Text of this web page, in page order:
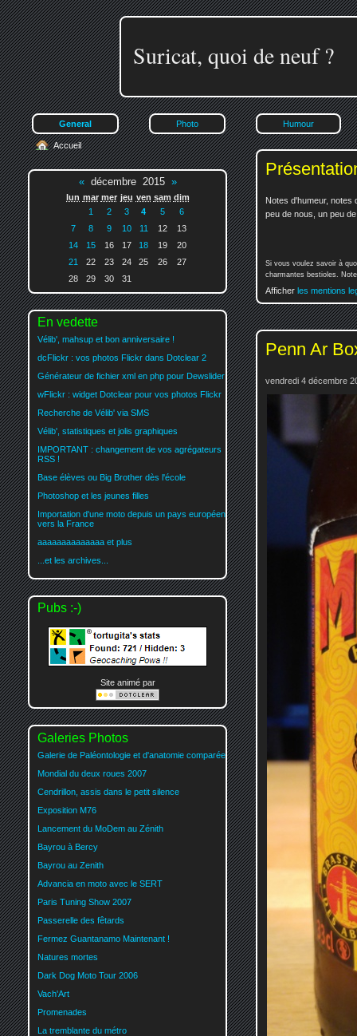
Suricat, quoi de neuf ?
General Photo Humour
Notes d'humeur, notes
peu de nous, un peu
Si vous voulez savoir à
charmantes bestioles.
Afficher les mentions
Penn Ar
vendredi 4 décembre
Accueil
«décembre 2015 »
lun mar mer jeu ven sam dim
1
2 3 4 5
6
7
8 9 10 11 12
13
14
15 16 17 18 19
20
21
22 23 24 25 26
27
28
29 30 31
En vedette
Vélib', mahsup et bon anniversaire !
dcFlickr : vos photos Flickr dans Dotclear 2
Générateur de fichier xml en php pour Dewslider
wFlickr : widget Dotclear pour vos photos Flickr
Recherche de Vélib' via SMS
Vélib', statistiques et jolis graphiques
IMPORTANT : changement de vos agrégateurs
RSS !
Base élèves ou Big Brother dès l'école
Photoshop et les jeunes filles
Importation d'une moto depuis un pays européen
vers la France
aaaaaaaaaaaaaa et plus
...et les archives...
Pubs :-)
Site animé par
Galeries Photos
Galerie de Paléontologie et d'anatomie comparée
Mondial du deux roues 2007
Cendrillon, assis dans le petit silence
Exposition M76
Lancement du MoDem au Zénith
Bayrou à Bercy
Bayrou au Zenith
Advancia en moto avec le SERT
Paris Tuning Show 2007
Passerelle des fêtards
Fermez Guantanamo Maintenant !
Natures mortes
Dark Dog Moto Tour 2006
Vach'Art
Promenades
La tremblante du métro